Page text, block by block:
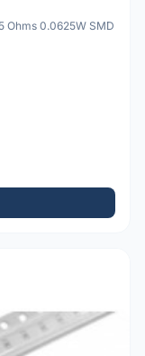
Ohms 0.0625W SMD